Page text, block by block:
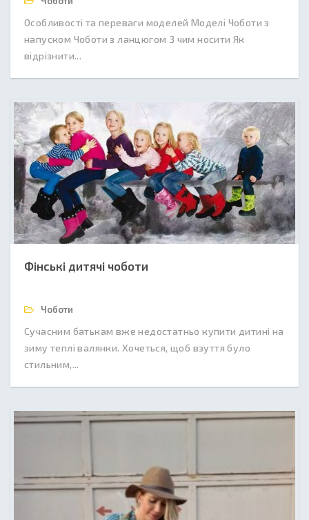
Особливості та переваги моделей Моделі Чоботи з
напуском Чоботи з ланцюгом З чим носити Як
відрізнити...
Фінські дитячі чоботи
Чоботи
Сучасним батькам вже недостатньо купити дитині на
зиму теплі валянки. Хочеться, щоб взуття було
стильним,...